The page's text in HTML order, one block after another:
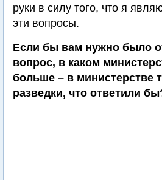
руки в силу того, что я
эти вопросы.
Если бы вам нужно было
вопрос, в каком
больше – в министерстве
разведки, что ответили